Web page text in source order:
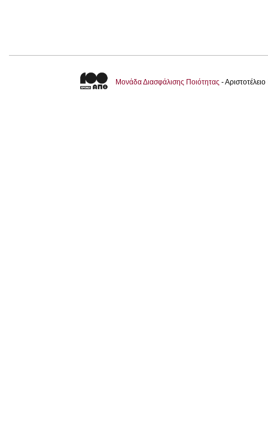
Μονάδα Διασφάλισης Ποιότητας -